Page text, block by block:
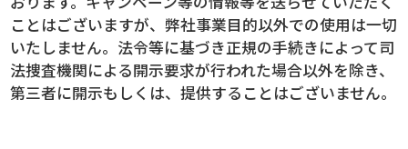
ことはございますが、弊社事業目的以外での使用は一切
いたしません。法令等に基づき正規の手続きによって司
法捜査機関による開示要求が行われた場合以外を除き、
第三者に開示もしくは、提供することはございません。